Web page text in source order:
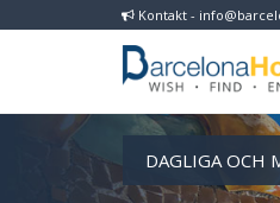
Kontakt -
DAGLIGA OCH